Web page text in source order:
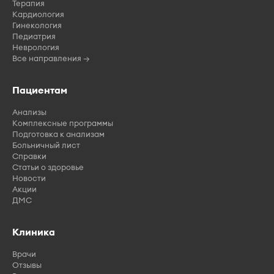
Терапия
Кардиология
Гинекология
Педиатрия
Неврология
Все направления →
Пациентам
Анализы
Комплексные программы
Подготовка к анализам
Больничный лист
Справки
Статьи о здоровье
Новости
Акции
ДМС
Клиника
Врачи
Отзывы